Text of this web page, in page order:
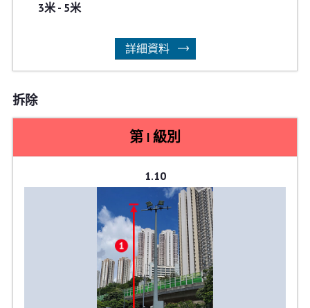
3米 - 5米
詳細資料
拆除
第 I 級別
1.10